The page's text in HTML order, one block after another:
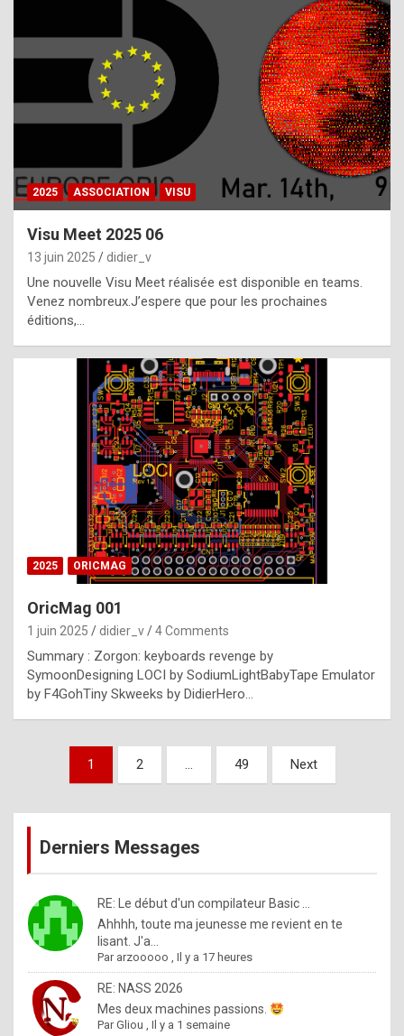
h
a
t
t
e
b
e
s
t
p
h
o
n
y
l
e
x
a
%
m
a
d
b
2025 ASSOCIATION VISU
Visu Meet 2025 06
13 juin 2025 didier_v
Une nouvelle Visu Meet réalisée est disponible en teams.
Venez nombreux.J’espere que pour les prochaines
éditions,…
2025 ORICMAG
OricMag 001
1 juin 2025 didier_v 4 Comments
Summary : Zorgon: keyboards revenge by
SymoonDesigning LOCI by SodiumLightBabyTape Emulator
by F4GohTiny Skweeks by DidierHero…
Pagination
publications
1 2 … 49 Next
Derniers Messages
RE: Le début d'un compilateur Basic ...
Ahhhh, toute ma jeunesse me revient en te
lisant. J'a...
Par arzooooo ,Il y a 17 heures
RE: NASS 2026
Mes deux machines passions.
ParGliou ,Il y a 1 semaine